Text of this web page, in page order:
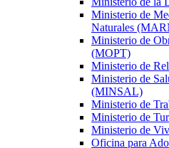
Ministerio de
Naturales
Ministerio de
(MOPT)
Ministerio de
Ministerio de
(MINSAL)
Ministerio de
Ministerio de
Ministerio de
Oficina para